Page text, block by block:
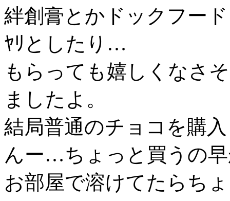
絆創膏とかドックフー
ﾔﾘとしたり…
もらっても嬉しくなさ
ましたよ。
結局普通のチョコを購
んー…ちょっと買うの
お部屋で溶けてたらち